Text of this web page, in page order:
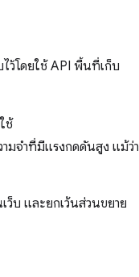
ว้โดยใช้ API พื้นที่เก็บ
ช้
มจำที่มีแรงกดดันสูง แม้ว่า
บ และยกเว้นส่วนขยาย